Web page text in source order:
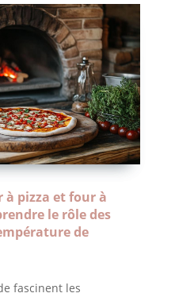
pizza et four à
le rôle des
de
fascinent les